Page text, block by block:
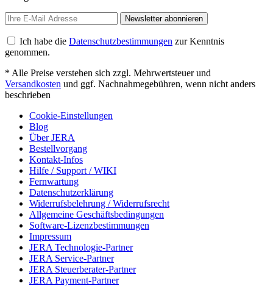
Newsletter abonnieren
Ich habe die Datenschutzbestimmungen zur Kenntnis
genommen.
* Alle Preise verstehen sich zzgl. Mehrwertsteuer und
Versandkosten und ggf. Nachnahmegebühren, wenn nicht anders
beschrieben
Cookie-Einstellungen
Blog
Über JERA
Bestellvorgang
Kontakt-Infos
Hilfe / Support / WIKI
Fernwartung
Datenschutzerklärung
Widerrufsbelehrung / Widerrufsrecht
Allgemeine Geschäftsbedingungen
Software-Lizenzbestimmungen
Impressum
JERA Technologie-Partner
JERA Service-Partner
JERA Steuerberater-Partner
JERA Payment-Partner